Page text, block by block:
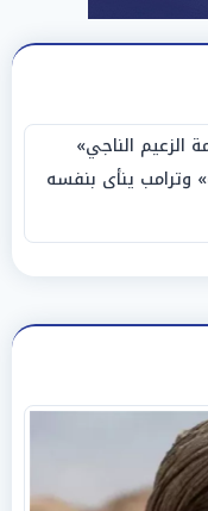
الزعيم الناجي»
وترامب ينأى بنفسه